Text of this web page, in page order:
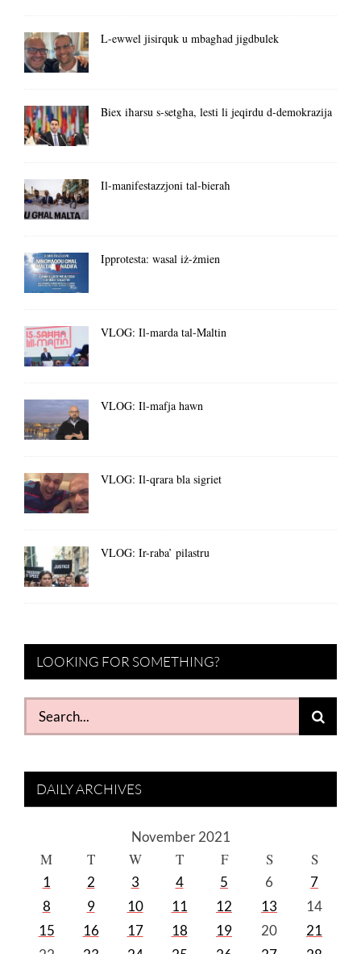
L-ewwel jisirquk u mbagħad jigdbulek
Biex iħarsu s-setgħa, lesti li jeqirdu d-demokrazija
Il-manifestazzjoni tal-bieraħ
Ipprotesta: wasal iż-żmien
VLOG: Il-marda tal-Maltin
VLOG: Il-mafja hawn
VLOG: Il-qrara bla sigriet
VLOG: Ir-raba’ pilastru
LOOKING FOR SOMETHING?
Search
for:
DAILY ARCHIVES
November 2021
M T W T F S S
1 2 3 4 5 6
7
8
9 10 11 12 13
14
15
16 17 18 19 20
21